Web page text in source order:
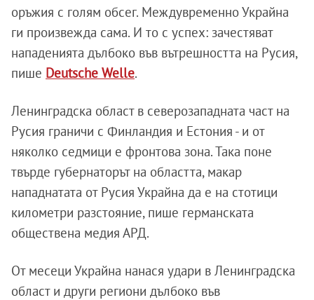
оръжия с голям обсег. Междувременно Украйна
ги произвежда сама. И то с успех: зачестяват
нападенията дълбоко във вътрешността на Русия,
пише Deutsche Welle.
Ленинградска област в северозападната част на
Русия граничи с Финландия и Естония - и от
няколко седмици е фронтова зона. Така поне
твърде губернаторът на областта, макар
нападнатата от Русия Украйна да е на стотици
километри разстояние, пише германската
обществена медия АРД.
От месеци Украйна нанася удари в Ленинградска
област и други региони дълбоко във